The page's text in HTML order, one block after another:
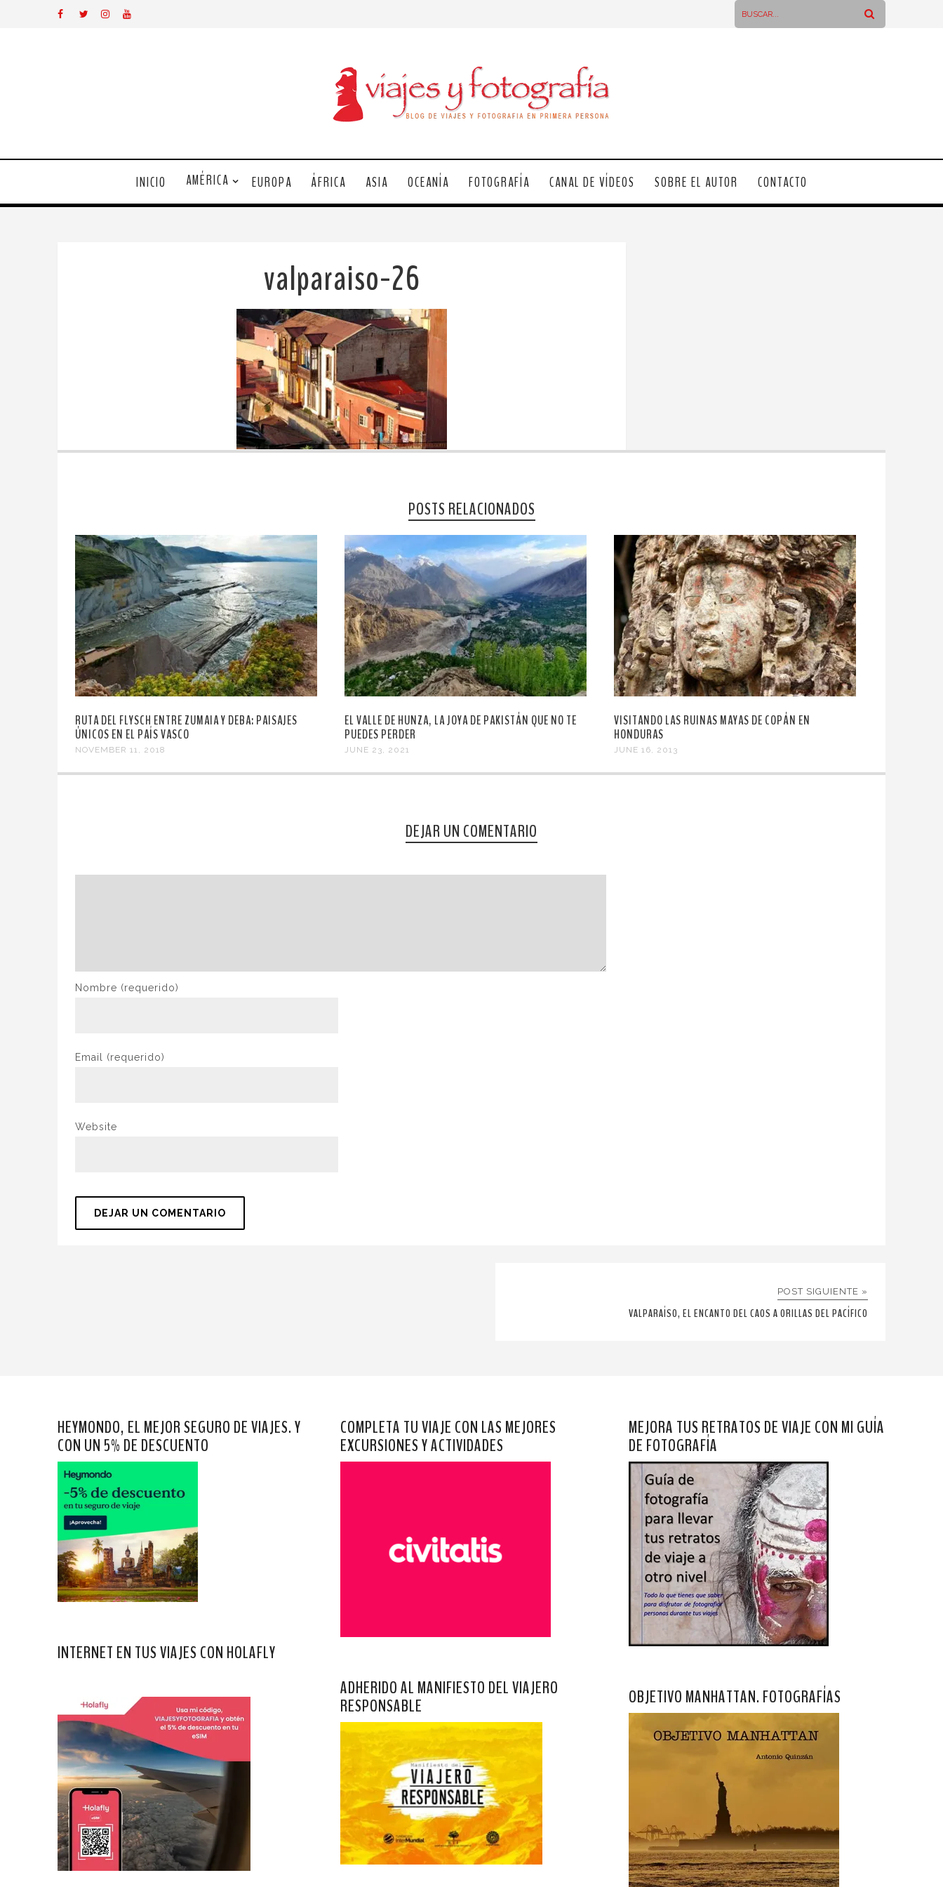
INICIO AMÉRICA EUROPA ÁFRICA ASIA OCEANÍA FOTOGRAFÍA CANAL DE VÍDEOS SOBRE EL AUTOR CONTACTO
valparaiso-26
POSTS RELACIONADOS
RUTA DEL FLYSCH ENTRE ZUMAIA Y DEBA: PAISAJES
ÚNICOS EN EL PAÍS VASCO
NOVEMBER 11, 2018
EL VALLE DE HUNZA, LA JOYA DE PAKISTÁN QUE NO TE
PUEDES PERDER
JUNE 23, 2021
VISITANDO LAS RUINAS MAYAS DE COPÁN EN
HONDURAS
JUNE 16, 2013
DEJAR UN COMENTARIO
Nombre (requerido)
Email (requerido)
Website
POST SIGUIENTE »
VALPARAÍSO, EL ENCANTO DEL CAOS A ORILLAS DEL PACÍFICO
HEYMONDO, EL MEJOR SEGURO DE VIAJES. Y
CON UN 5% DE DESCUENTO
INTERNET EN TUS VIAJES CON HOLAFLY
COMPLETA TU VIAJE CON LAS MEJORES
EXCURSIONES Y ACTIVIDADES
ADHERIDO AL MANIFIESTO DEL VIAJERO
RESPONSABLE
MEJORA TUS RETRATOS DE VIAJE CON MI GUÍA
DE FOTOGRAFÍA
OBJETIVO MANHATTAN. FOTOGRAFÍAS